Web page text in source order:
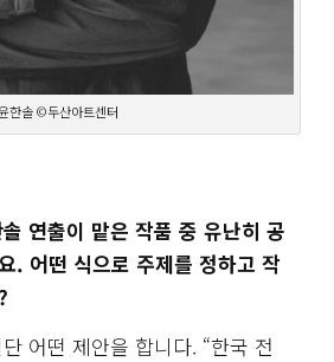
한솔 ©두산아트센터
연출이 맡은 작품 중 유난히 공
. 어떤 식으로 주제를 정하고 작
어떤 제안을 합니다. “한국 전